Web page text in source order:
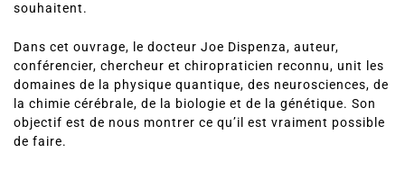
souhaitent.
Dans cet ouvrage, le docteur Joe Dispenza, auteur,
conférencier, chercheur et chiropraticien reconnu, unit les
domaines de la physique quantique, des neurosciences, de
la chimie cérébrale, de la biologie et de la génétique. Son
objectif est de nous montrer ce qu’il est vraiment possible
de faire.